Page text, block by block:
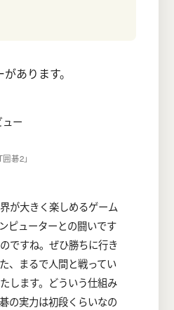
あります。
ー
碁2」
が大きく楽しめるゲーム
ピューターとの闘いです
ですね。ぜひ勝ちに行き
、まるで人間と戦ってい
します。どういう仕組み
の実力は初段くらいなの